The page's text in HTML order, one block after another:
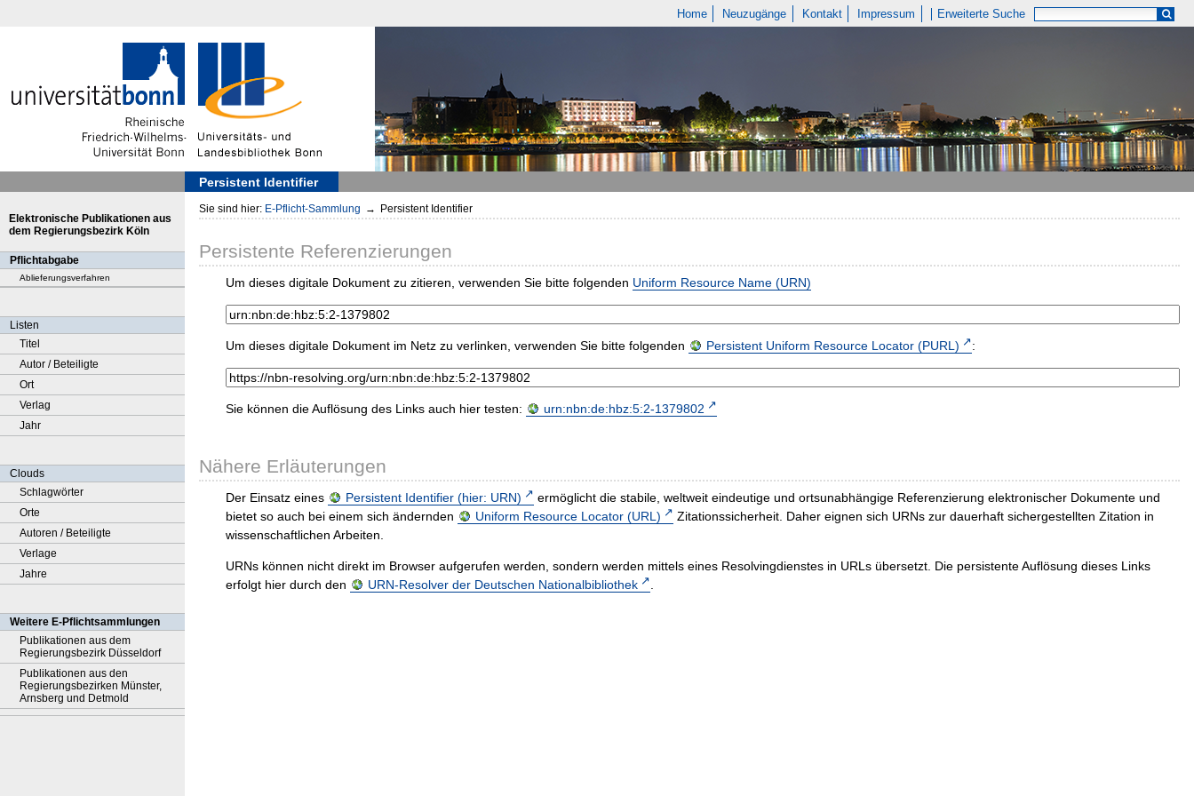
Home Neuzugänge Kontakt Impressum Erweiterte Suche
Persistent Identifier
Elektronische Publikationen aus
dem Regierungsbezirk Köln
Pflichtabgabe
Ablieferungsverfahren
Listen
Titel
Autor / Beteiligte
Ort
Verlag
Jahr
Clouds
Schlagwörter
Orte
Autoren / Beteiligte
Verlage
Jahre
Weitere E-Pflichtsammlungen
Publikationen aus dem
Regierungsbezirk Düsseldorf
Publikationen aus den
Regierungsbezirken Münster,
Arnsberg und Detmold
Sie sind hier: E-Pflicht-Sammlung → Persistent Identifier
Persistente Referenzierungen
Um dieses digitale Dokument zu zitieren, verwenden Sie bitte folgenden Uniform Resource Name (URN)
Um dieses digitale Dokument im Netz zu verlinken, verwenden Sie bitte folgenden Persistent Uniform Resource Locator (PURL) :
Sie können die Auflösung des Links auch hier testen: urn:nbn:de:hbz:5:2-1379802
Nähere Erläuterungen
Der Einsatz eines Persistent Identifier (hier: URN)
ermöglicht die stabile, weltweit eindeutige und ortsunabhängige Referenzierung elektronischer Dokumente und
bietet so auch bei einem sich ändernden
Uniform Resource Locator (URL)
Zitationssicherheit. Daher eignen sich URNs zur dauerhaft sichergestellten Zitation in
wissenschaftlichen Arbeiten.
URNs können nicht direkt im Browser aufgerufen werden, sondern werden mittels eines Resolvingdienstes in URLs übersetzt. Die persistente Auflösung dieses Links
erfolgt hier durch den
URN-Resolver der Deutschen Nationalbibliothek .